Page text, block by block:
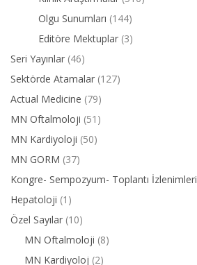
Olgu Sunumları (144)
Editöre Mektuplar (3)
Seri Yayınlar (46)
Sektörde Atamalar (127)
Actual Medicine (79)
MN Oftalmoloji (51)
MN Kardiyoloji (50)
MN GORM (37)
Kongre- Sempozyum- Toplantı İzlenimleri
Hepatoloji (1)
Özel Sayılar (10)
MN Oftalmoloji (8)
MN Kardiyoloj (2)